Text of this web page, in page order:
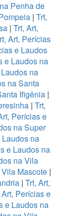
Penha de
| Trt,
| Trt, Art,
Art, Perícias
e Laudos
e Laudos na
na
na Santa
Ifigênia |
| Trt,
Perícias e
na Super
na
e Laudos na
na Vila
Mascote |
| Trt, Art,
Art, Perícias e
e Laudos na